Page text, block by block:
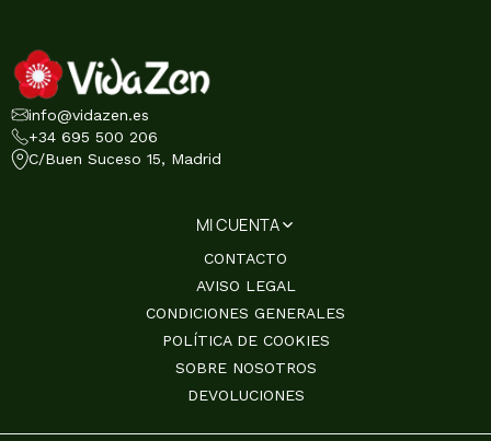
info@vidazen.es
+34 695 500 206
C/Buen Suceso 15, Madrid
MI CUENTA
CONTACTO
AVISO LEGAL
CONDICIONES GENERALES
POLÍTICA DE COOKIES
SOBRE NOSOTROS
DEVOLUCIONES